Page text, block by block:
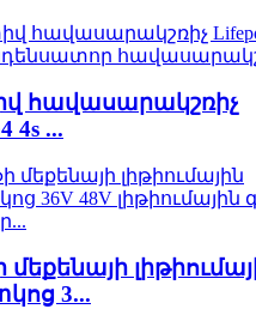
հավասարակշռիչ
4s ...
մեքենայի
3...